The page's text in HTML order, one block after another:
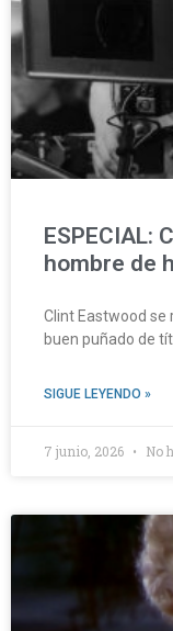
ESPECIAL:
hombre de
Clint Eastwood se
buen puñado de
SIGUE LEYENDO »
7 junio, 2026 No